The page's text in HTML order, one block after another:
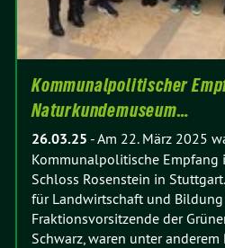
Kommunalpolitischer
Naturkundemuseum…
26.03.25 -Am 22. März 2025
Kommunalpolitische Empfang
Schloss Rosenstein in
für Landwirtschaft und Bildung
Fraktionsvorsitzende der
Schwarz, waren unter anderem